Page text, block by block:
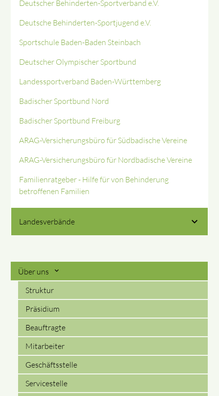
Deutscher Behinderten-Sportverband e.V.
Deutsche Behinderten-Sportjugend e.V.
Sportschule Baden-Baden Steinbach
Deutscher Olympischer Sportbund
Landessportverband Baden-Württemberg
Badischer Sportbund Nord
Badischer Sportbund Freiburg
ARAG-Versicherungsbüro für Südbadische Vereine
ARAG-Versicherungsbüro für Nordbadische Vereine
Familienratgeber - Hilfe für von Behinderung
betroffenen Familien
Landesverbände
Über uns
Struktur
Präsidium
Beauftragte
Mitarbeiter
Geschäftsstelle
Servicestelle